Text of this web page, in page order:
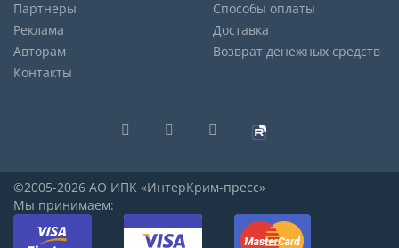
Партнеры
Реклама
Авторам
Контакты
Способы оплаты
Доставка
Возврат денежных средств
©2005-2026 АО ИПК «ИнтерКрим-пресс»
Мы принимаем: